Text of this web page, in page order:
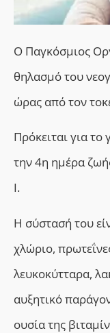
Ο Παγκόσμιος
θηλασμό του
ώρας από τον
Πρόκειται για
την 4η ημέρα
Ι.
Η σύστασή του
χλώριο,
λευκοκύτταρα,
αυξητικό
ουσία της